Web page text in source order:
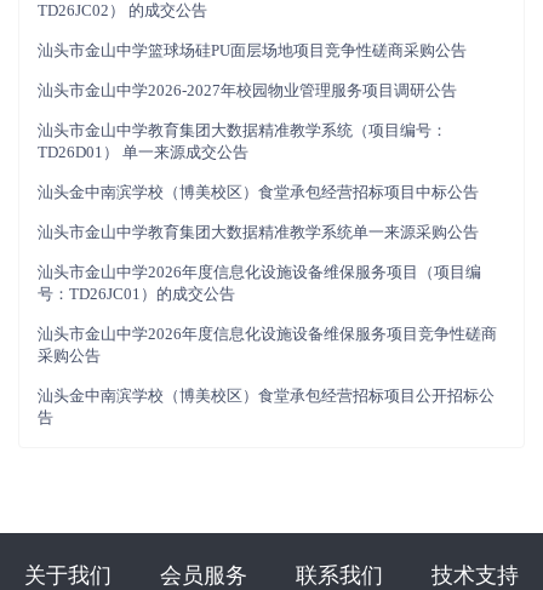
TD26JC02） 的成交公告
汕头市金山中学篮球场硅PU面层场地项目竞争性磋商采购公告
汕头市金山中学2026-2027年校园物业管理服务项目调研公告
汕头市金山中学教育集团大数据精准教学系统（项目编号：
TD26D01） 单一来源成交公告
汕头金中南滨学校（博美校区）食堂承包经营招标项目中标公告
汕头市金山中学教育集团大数据精准教学系统单一来源采购公告
汕头市金山中学2026年度信息化设施设备维保服务项目（项目编
号：TD26JC01）的成交公告
汕头市金山中学2026年度信息化设施设备维保服务项目竞争性磋商
采购公告
汕头金中南滨学校（博美校区）食堂承包经营招标项目公开招标公
告
关于我们 会员服务 联系我们 技术支持